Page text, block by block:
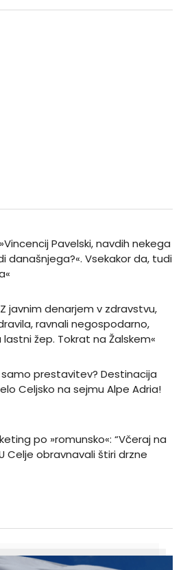
Pavelski, navdih nekega
današnjega?«. Vsekakor da, tudi
javnim denarjem v zdravstvu,
ravnali negospodarno,
žep. Tokrat na Žalskem«
samo prestavitev? Destinacija
Celjsko na sejmu Alpe Adria!
po »romunsko«: “Včeraj na
Celje obravnavali štiri drzne